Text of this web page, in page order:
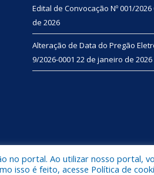
Edital de Convocação Nº 001/2026
de 2026
Alteração de Data do Pregão
9/2026-0001 22 de janeiro de 2026
Primavera.
no portal. Ao utilizar nosso portal,
isso é feito, acesse Política de